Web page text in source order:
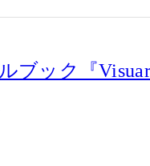
ブック『